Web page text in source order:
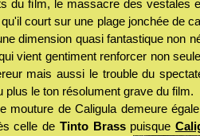
du film, le massacre des vestales
court sur une plage jonchée de
dimension quasi fantastique non
vient gentiment renforcer non
mais aussi le trouble du
plus le ton résolument grave du film.
mouture de Caligula demeure
celle de Tinto Brass puisque